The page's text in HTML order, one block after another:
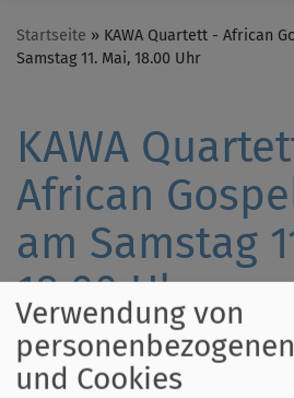
Startseite
KAWA Quartett - African
Samstag 11. Mai, 18.00 Uhr
KAWA
African
am Samstag
18.00 Uhr
Verwendung von
und Cookies